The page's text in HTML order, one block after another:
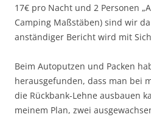
17€ pro Nacht und 2 Personen
Camping Maßstäben) sind wir
anständiger Bericht wird mit
Beim Autoputzen und Packen
herausgefunden, dass man bei
die Rückbank-Lehne ausbauen
meinem Plan, zwei